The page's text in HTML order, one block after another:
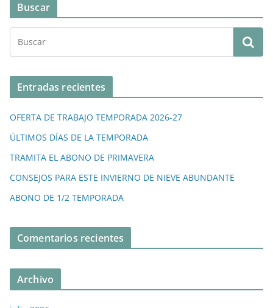
Buscar
Entradas recientes
OFERTA DE TRABAJO TEMPORADA 2026-27
ÚLTIMOS DÍAS DE LA TEMPORADA
TRAMITA EL ABONO DE PRIMAVERA
CONSEJOS PARA ESTE INVIERNO DE NIEVE ABUNDANTE
ABONO DE 1/2 TEMPORADA
Comentarios recientes
Archivo